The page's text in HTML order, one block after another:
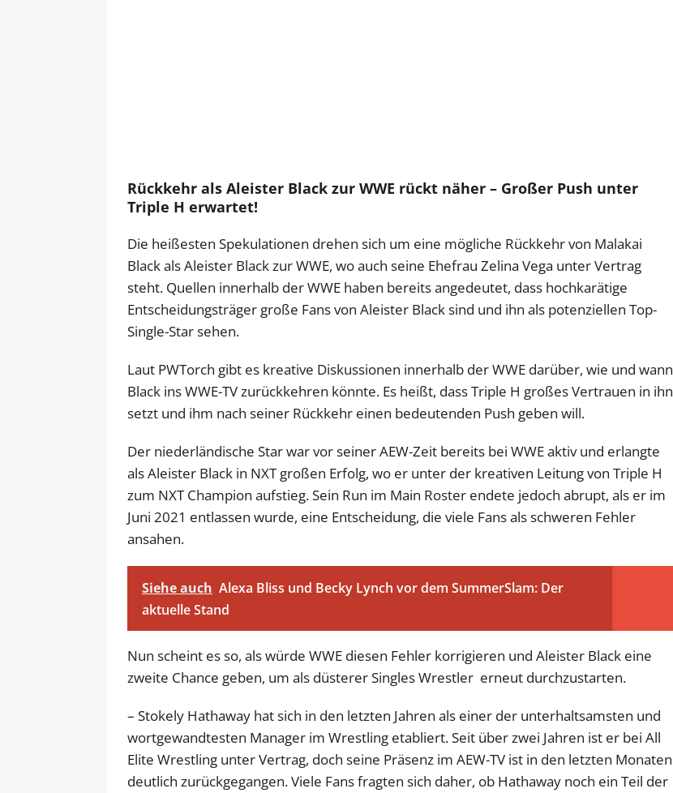
Rückkehr als Aleister Black zur WWE rückt näher – Großer Push unter
Triple H erwartet!
Die heißesten Spekulationen drehen sich um eine mögliche Rückkehr von Malakai
Black als Aleister Black zur WWE, wo auch seine Ehefrau Zelina Vega unter Vertrag
steht. Quellen innerhalb der WWE haben bereits angedeutet, dass hochkarätige
Entscheidungsträger große Fans von Aleister Black sind und ihn als potenziellen Top-
Single-Star sehen.
Laut PWTorch gibt es kreative Diskussionen innerhalb der WWE darüber, wie und wann
Black ins WWE-TV zurückkehren könnte. Es heißt, dass Triple H großes Vertrauen in ihn
setzt und ihm nach seiner Rückkehr einen bedeutenden Push geben will.
Der niederländische Star war vor seiner AEW-Zeit bereits bei WWE aktiv und erlangte
als Aleister Black in NXT großen Erfolg, wo er unter der kreativen Leitung von Triple H
zum NXT Champion aufstieg. Sein Run im Main Roster endete jedoch abrupt, als er im
Juni 2021 entlassen wurde, eine Entscheidung, die viele Fans als schweren Fehler
ansahen.
Siehe auch Alexa Bliss und Becky Lynch vor dem SummerSlam: Der
aktuelle Stand
Nun scheint es so, als würde WWE diesen Fehler korrigieren und Aleister Black eine
zweite Chance geben, um als düsterer Singles Wrestler erneut durchzustarten.
– Stokely Hathaway hat sich in den letzten Jahren als einer der unterhaltsamsten und
wortgewandtesten Manager im Wrestling etabliert. Seit über zwei Jahren ist er bei All
Elite Wrestling unter Vertrag, doch seine Präsenz im AEW-TV ist in den letzten Monaten
deutlich zurückgegangen. Viele Fans fragten sich daher, ob Hathaway noch ein Teil der